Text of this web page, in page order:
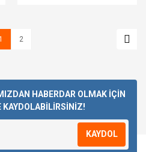
2
HABERDAR OLMAK İÇİN
KAYDOLABİLİRSİNİZ!
KAYDOL